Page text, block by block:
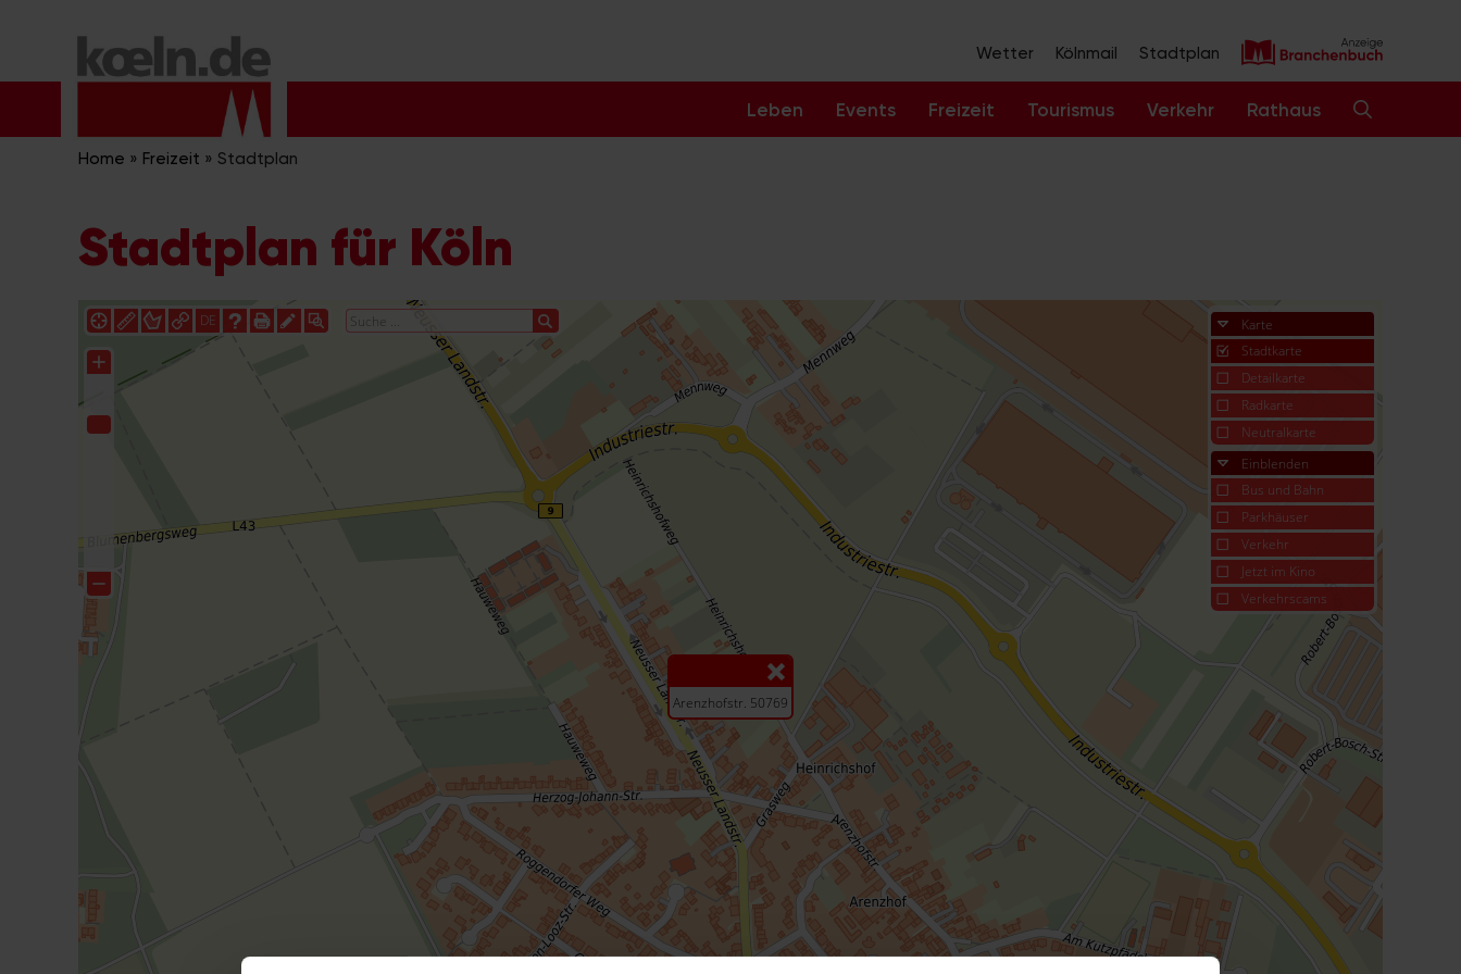
Inhalt
Wetter Kölnmail Stadtplan
Leben Events Freizeit Tourismus Verkehr Rathaus
Home » Freizeit » Stadtplan
Stadtplan für Köln